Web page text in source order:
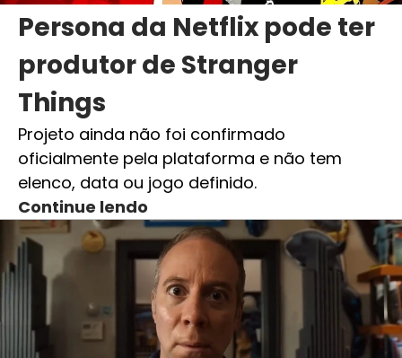
Persona da Netflix pode ter
produtor de Stranger
Things
Projeto ainda não foi confirmado
oficialmente pela plataforma e não tem
elenco, data ou jogo definido.
Continue lendo